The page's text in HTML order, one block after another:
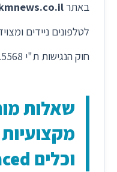
באתר
לטלפונים ניידים
חוק הנגישות ת"י 5568.
שאלות
וכלים advanced)